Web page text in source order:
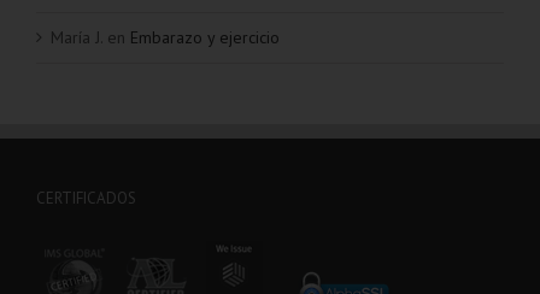
María J. en Embarazo y ejercicio
CERTIFICADOS